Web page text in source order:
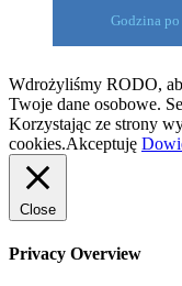
Godzina
Wdrożyliśmy RODO,
Twoje dane osobowe.
Korzystając ze strony
cookies.Akceptuję
Close
Privacy Overview